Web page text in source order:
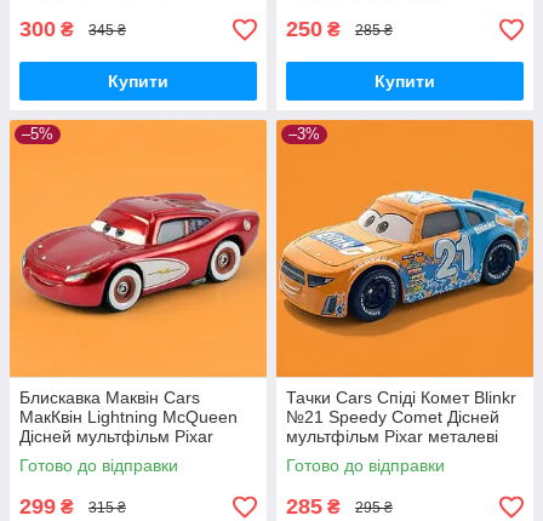
300 ₴ 345 ₴
Купити
250 ₴ 285 ₴
Купити
–5%
Блискавка Маквін Cars
МакКвін Lightning McQueen
Дісней мультфільм Pixar
металеві машинки
Готово до відправки
299 ₴ 315 ₴
–3%
Тачки Cars Спіді Комет Blinkr
№21 Speedy Comet Дісней
мультфільм Pixar металеві
машинки
Готово до відправки
285 ₴ 295 ₴